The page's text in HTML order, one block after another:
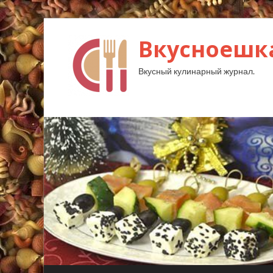
Вкусный кулинарный журнал.